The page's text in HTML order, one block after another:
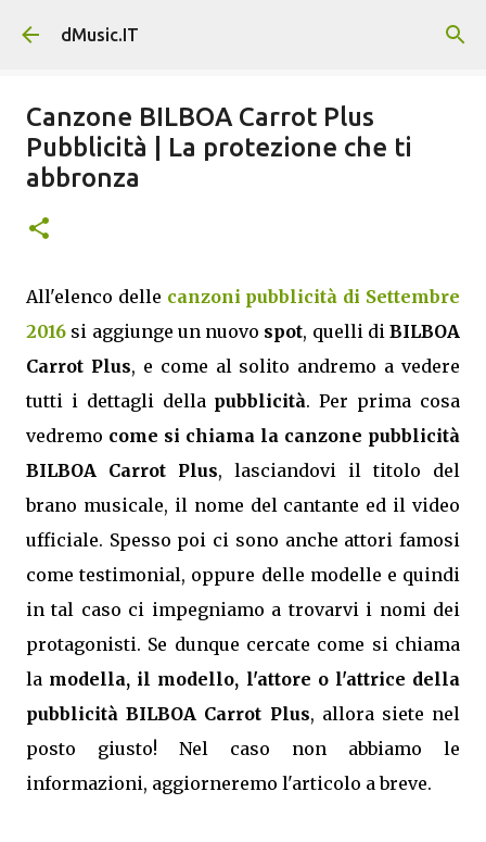
Passa ai contenuti principali
dMusic.IT
Canzone BILBOA Carrot Plus
Pubblicità | La protezione che ti
abbronza
All'elenco delle canzoni pubblicità di Settembre
2016 si aggiunge un nuovo spot, quelli di BILBOA
Carrot Plus, e come al solito andremo a vedere
tutti i dettagli della pubblicità. Per prima cosa
vedremo come si chiama la canzone pubblicità
BILBOA Carrot Plus, lasciandovi il titolo del
brano musicale, il nome del cantante ed il video
ufficiale. Spesso poi ci sono anche attori famosi
come testimonial, oppure delle modelle e quindi
in tal caso ci impegniamo a trovarvi i nomi dei
protagonisti. Se dunque cercate come si chiama
la modella, il modello, l'attore o l'attrice della
pubblicità BILBOA Carrot Plus, allora siete nel
posto giusto! Nel caso non abbiamo le
informazioni, aggiorneremo l'articolo a breve.